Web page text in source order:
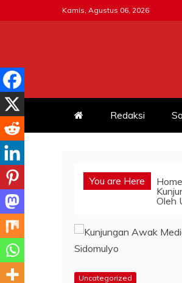
to
Kamis, Agustus 06, 2026
Redaksi
You are Here Home
Oleh
Uncategorized